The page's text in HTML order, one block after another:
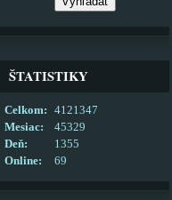
ŠTATISTIKY
Online: 69
Celkom:
4121347
Mesiac:
45329
Deň:
1355